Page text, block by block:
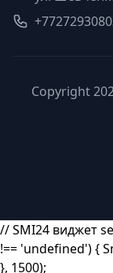
Copyright
// SMI24 виджет
!== 'undefined') {
}, 1500);